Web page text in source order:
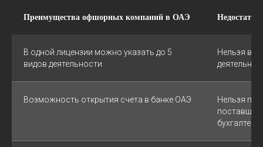
Преимущества офшорных компаний в ОАЭ
В одной лицензии можно указать до 5
видов деятельности
Нельзя
Возможность открытия счета в банке ОАЭ
Нельзя